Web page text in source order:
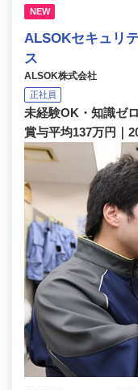
NEW
ALSOKセキュリ
ス
ALSOK株式会社
正社員
未経験OK・知識ゼ
賞与平均137万円｜